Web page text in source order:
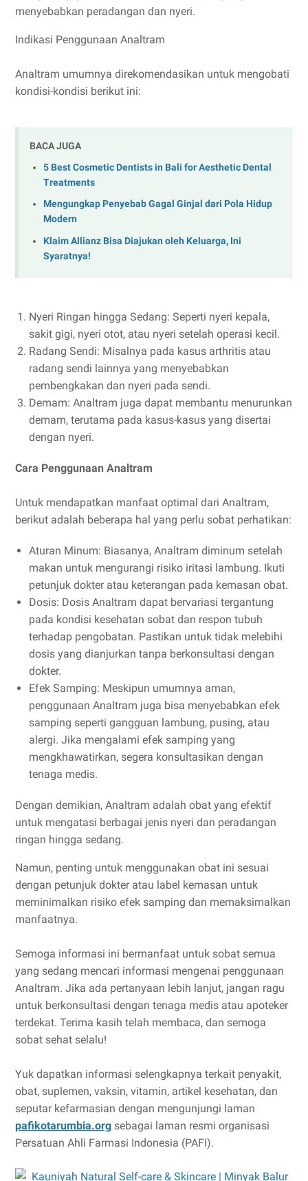
menyebabkan peradangan dan nyeri.
Indikasi Penggunaan Analtram
Analtram umumnya direkomendasikan untuk mengobati
kondisi-kondisi berikut ini:
BACA JUGA
5 Best Cosmetic Dentists in Bali for Aesthetic Dental
Treatments
Mengungkap Penyebab Gagal Ginjal dari Pola Hidup
Modern
Klaim Allianz Bisa Diajukan oleh Keluarga, Ini
Syaratnya!
Nyeri Ringan hingga Sedang: Seperti nyeri kepala,
sakit gigi, nyeri otot, atau nyeri setelah operasi kecil.
Radang Sendi: Misalnya pada kasus arthritis atau
radang sendi lainnya yang menyebabkan
pembengkakan dan nyeri pada sendi.
Demam: Analtram juga dapat membantu menurunkan
demam, terutama pada kasus-kasus yang disertai
dengan nyeri.
Cara Penggunaan Analtram
Untuk mendapatkan manfaat optimal dari Analtram,
berikut adalah beberapa hal yang perlu sobat perhatikan:
Aturan Minum: Biasanya, Analtram diminum setelah
makan untuk mengurangi risiko iritasi lambung. Ikuti
petunjuk dokter atau keterangan pada kemasan obat.
Dosis: Dosis Analtram dapat bervariasi tergantung
pada kondisi kesehatan sobat dan respon tubuh
terhadap pengobatan. Pastikan untuk tidak melebihi
dosis yang dianjurkan tanpa berkonsultasi dengan
dokter.
Efek Samping: Meskipun umumnya aman,
penggunaan Analtram juga bisa menyebabkan efek
samping seperti gangguan lambung, pusing, atau
alergi. Jika mengalami efek samping yang
mengkhawatirkan, segera konsultasikan dengan
tenaga medis.
Dengan demikian, Analtram adalah obat yang efektif
untuk mengatasi berbagai jenis nyeri dan peradangan
ringan hingga sedang.
Namun, penting untuk menggunakan obat ini sesuai
dengan petunjuk dokter atau label kemasan untuk
meminimalkan risiko efek samping dan memaksimalkan
manfaatnya.
Semoga informasi ini bermanfaat untuk sobat semua
yang sedang mencari informasi mengenai penggunaan
Analtram. Jika ada pertanyaan lebih lanjut, jangan ragu
untuk berkonsultasi dengan tenaga medis atau apoteker
terdekat. Terima kasih telah membaca, dan semoga
sobat sehat selalu!
Yuk dapatkan informasi selengkapnya terkait penyakit,
obat, suplemen, vaksin, vitamin, artikel kesehatan, dan
seputar kefarmasian dengan mengunjungi laman
pafikotarumbia.org sebagai laman resmi organisasi
Persatuan Ahli Farmasi Indonesia (PAFI).